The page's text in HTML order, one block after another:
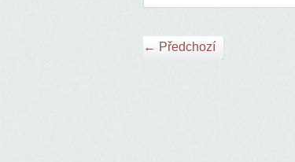
← Předchozí